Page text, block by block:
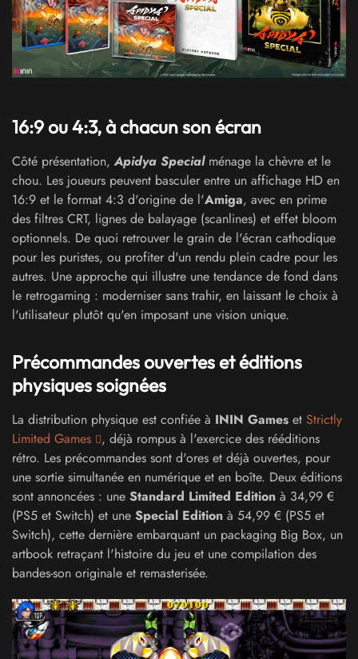
16:9 ou 4:3, à chacun son écran
Côté présentation,Apidya Specialménage la chèvre et le
chou. Les joueurs peuvent basculer entre un affichage HD en
16:9 et le format 4:3 d'origine de l'Amiga, avec en prime
des filtres CRT, lignes de balayage (scanlines) et effet bloom
optionnels. De quoi retrouver le grain de l'écran cathodique
pour les puristes, ou profiter d'un rendu plein cadre pour les
autres. Une approche qui illustre une tendance de fond dans
le retrogaming : moderniser sans trahir, en laissant le choix à
l'utilisateur plutôt qu'en imposant une vision unique.
Précommandes ouvertes et éditions
physiques soignées
La distribution physique est confiée à ININ Games et Strictly
Limited Games
, déjà rompus à l'exercice des rééditions
rétro. Les précommandes sont d'ores et déjà ouvertes, pour
une sortie simultanée en numérique et en boîte. Deux éditions
sont annoncées : une Standard Limited Edition à 34,99 €
(PS5 et Switch) et une Special Edition à 54,99 € (PS5 et
Switch), cette dernière embarquant un packaging Big Box, un
artbook retraçant l'histoire du jeu et une compilation des
bandes-son originale et remasterisée.